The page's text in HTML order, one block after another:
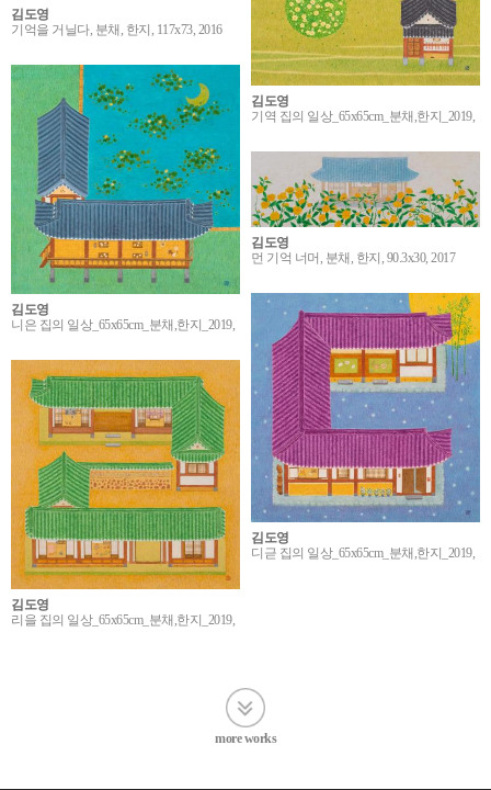
김도영
기억을 거닐다, 분채, 한지, 117x73, 2016
김도영
기역 집의 일상_65x65cm_분채,한지_2019,
김도영
니은 집의 일상_65x65cm_분채,한지_2019,
김도영
먼 기억 너머, 분채, 한지, 90.3x30, 2017
김도영
디귿 집의 일상_65x65cm_분채,한지_2019,
김도영
리을 집의 일상_65x65cm_분채,한지_2019,
more works